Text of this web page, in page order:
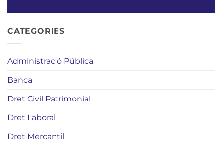
CATEGORIES
Administració Pública
Banca
Dret Civil Patrimonial
Dret Laboral
Dret Mercantil